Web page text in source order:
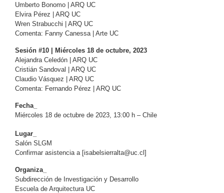
Umberto Bonomo | ARQ UC
Elvira Pérez | ARQ UC
Wren Strabucchi | ARQ UC
Comenta: Fanny Canessa | Arte UC
Sesión #10 | Miércoles 18 de octubre, 2023
Alejandra Celedón | ARQ UC
Cristián Sandoval | ARQ UC
Claudio Vásquez | ARQ UC
Comenta: Fernando Pérez | ARQ UC
Fecha_
Miércoles 18 de octubre de 2023, 13:00 h – Chile
Lugar_
Salón SLGM
Confirmar asistencia a [isabelsierralta@uc.cl ]
Organiza_
Subdirección de Investigación y Desarrollo
Escuela de Arquitectura UC